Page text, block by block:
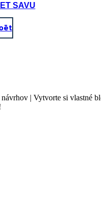
SAVU
| Vytvorte si vlastné